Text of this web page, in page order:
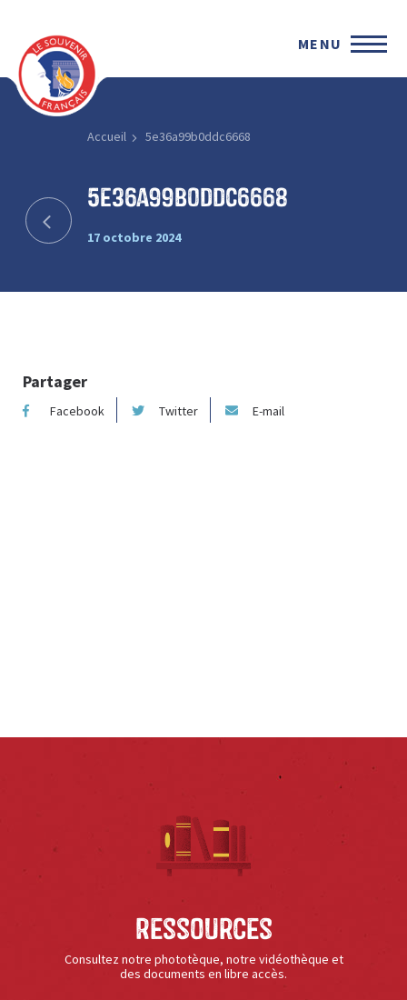
MENU
Accueil 5e36a99b0ddc6668
5e36a99b0ddc6668
17 octobre 2024
Partager
Facebook Twitter E-mail
Ressources
Consultez notre phototèque, notre vidéothèque et
des documents en libre accès.